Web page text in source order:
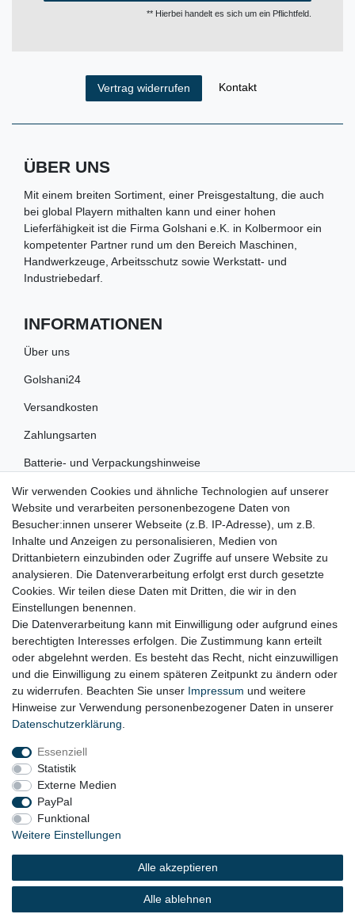
** Hierbei handelt es sich um ein Pflichtfeld.
Vertrag widerrufen Kontakt
ÜBER UNS
Mit einem breiten Sortiment, einer Preisgestaltung, die auch
bei global Playern mithalten kann und einer hohen
Lieferfähigkeit ist die Firma Golshani e.K. in Kolbermoor ein
kompetenter Partner rund um den Bereich Maschinen,
Handwerkzeuge, Arbeitsschutz sowie Werkstatt- und
Industriebedarf.
INFORMATIONEN
Über uns
Golshani24
Versandkosten
Zahlungsarten
Batterie- und Verpackungshinweise
RECHTLICHES
Impressum
Datenschutz
Widerrufsrecht
AGB
Widerrufsformular
KONTAKT
Tel.: 08031-23444-0
info@werkzeugfundgrube.de
© 2023 Copyright:Werkzeugfundgrube.de - Marco
Golshani e.K.
Wir verwenden Cookies und ähnliche Technologien auf unserer
Website und verarbeiten personenbezogene Daten von
Besucher:innen unserer Webseite (z.B. IP-Adresse), um z.B.
Inhalte und Anzeigen zu personalisieren, Medien von
Drittanbietern einzubinden oder Zugriffe auf unsere Website zu
analysieren. Die Datenverarbeitung erfolgt erst durch gesetzte
Cookies. Wir teilen diese Daten mit Dritten, die wir in den
Einstellungen benennen.
Die Datenverarbeitung kann mit Einwilligung oder aufgrund eines
berechtigten Interesses erfolgen. Die Zustimmung kann erteilt
oder abgelehnt werden. Es besteht das Recht, nicht einzuwilligen
und die Einwilligung zu einem späteren Zeitpunkt zu ändern oder
zu widerrufen. Beachten Sie unser Impressum und weitere
Hinweise zur Verwendung personenbezogener Daten in unserer
Daten­schutz­erklärung
Essenziell
Statistik
Externe Medien
PayPal
Funktional
Weitere Einstellungen
Alle akzeptieren
Alle ablehnen